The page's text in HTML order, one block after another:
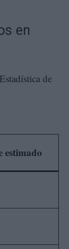
en
de
estimado